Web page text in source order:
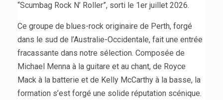
“Scumbag Rock N’ Roller”, sorti le 1er juillet 2026.
Ce groupe de blues-rock originaire de Perth, forgé
dans le sud de l’Australie-Occidentale, fait une entrée
fracassante dans notre sélection. Composée de
Michael Menna à la guitare et au chant, de Royce
Mack à la batterie et de Kelly McCarthy à la basse, la
formation s’est forgé une solide réputation scénique.